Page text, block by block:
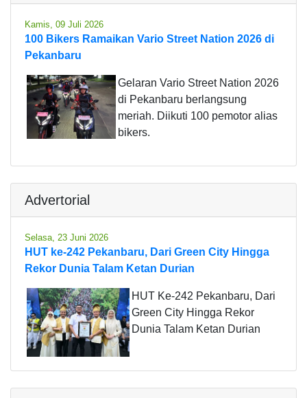
Kamis, 09 Juli 2026
100 Bikers Ramaikan Vario Street Nation 2026 di
Pekanbaru
Gelaran Vario Street Nation 2026
di Pekanbaru berlangsung
meriah. Diikuti 100 pemotor alias
bikers.
Advertorial
Selasa, 23 Juni 2026
HUT ke-242 Pekanbaru, Dari Green City Hingga
Rekor Dunia Talam Ketan Durian
HUT Ke-242 Pekanbaru, Dari
Green City Hingga Rekor
Dunia Talam Ketan Durian